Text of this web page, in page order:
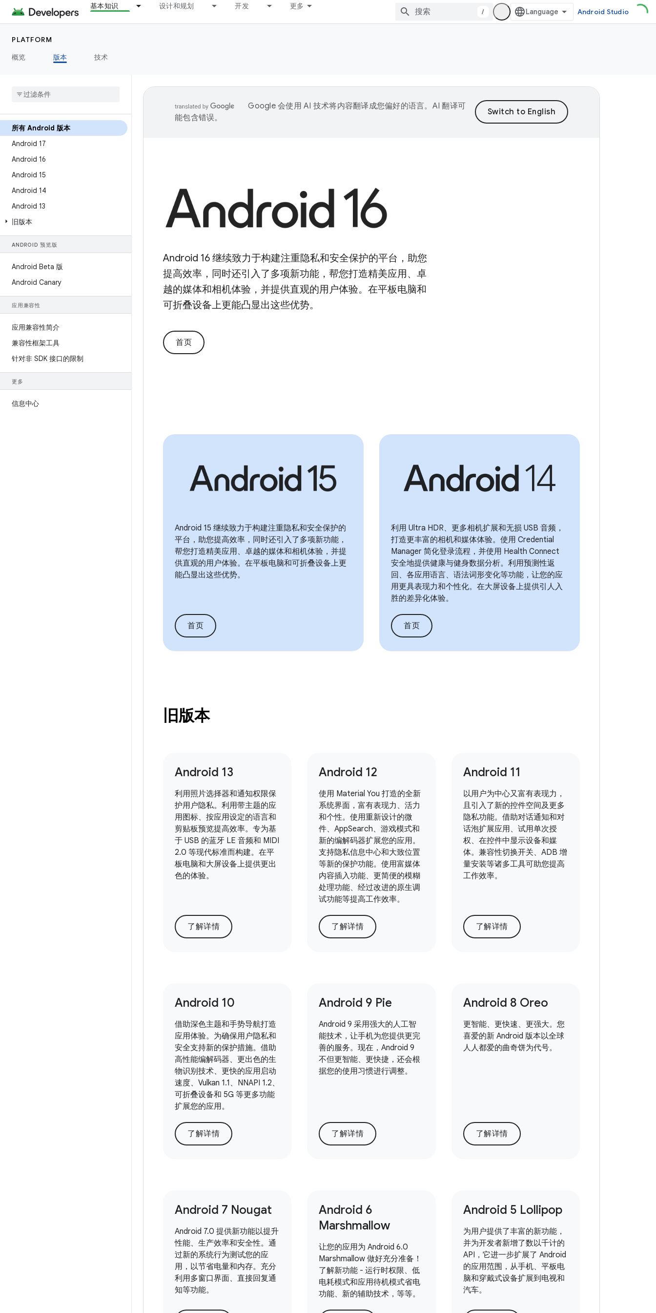
基本知识 设计和规划 开发 更多
/ Android Studio
PLATFORM
概览
版本 技术
所有 Android 版本
Android 17
Android 16
Android 15
Android 14
Android 13
旧版本
ANDROID 预览版
Android Beta 版
Android Canary
应用兼容性
应用兼容性简介
兼容性框架工具
针对非 SDK 接口的限制
更多
信息中心
Google 会使用 AI 技术将内容翻译成您偏好的语言。AI 翻译可
能包含错误。
Android 16 继续致力于构建注重隐私和安全保护的平台，助您
提高效率，同时还引入了多项新功能，帮您打造精美应用、卓
越的媒体和相机体验，并提供直观的用户体验。在平板电脑和
可折叠设备上更能凸显出这些优势。
首页
Android 15 继续致力于构建注重隐私和安全保护的
平台，助您提高效率，同时还引入了多项新功能，
帮您打造精美应用、卓越的媒体和相机体验，并提
供直观的用户体验。在平板电脑和可折叠设备上更
能凸显出这些优势。
首页
利用 Ultra HDR、更多相机扩展和无损 USB 音频，
打造更丰富的相机和媒体体验。使用 Credential
Manager 简化登录流程，并使用 Health Connect
安全地提供健康与健身数据分析。利用预测性返
回、各应用语言、语法词形变化等功能，让您的应
用更具表现力和个性化。在大屏设备上提供引人入
胜的差异化体验。
首页
旧版本
Android 13
利用照片选择器和通知权限保
护用户隐私。利用带主题的应
用图标、按应用设定的语言和
剪贴板预览提高效率。专为基
于 USB 的蓝牙 LE 音频和 MIDI
2.0 等现代标准而构建。在平
板电脑和大屏设备上提供更出
色的体验。
了解详情
Android 12
使用 Material You 打造的全新
系统界面，富有表现力、活力
和个性。使用重新设计的微
件、AppSearch、游戏模式和
新的编解码器扩展您的应用。
支持隐私信息中心和大致位置
等新的保护功能。使用富媒体
内容插入功能、更简便的模糊
处理功能、经过改进的原生调
试功能等提高工作效率。
了解详情
Android 11
以用户为中心又富有表现力，
且引入了新的控件空间及更多
隐私功能。借助对话通知和对
话泡扩展应用、试用单次授
权、在控件中显示设备和媒
体。兼容性切换开关、ADB 增
量安装等诸多工具可助您提高
工作效率。
了解详情
Android 10
借助深色主题和手势导航打造
应用体验。为确保用户隐私和
安全支持新的保护措施。借助
高性能编解码器、更出色的生
物识别技术、更快的应用启动
速度、Vulkan 1.1、NNAPI 1.2、
可折叠设备和 5G 等更多功能
扩展您的应用。
了解详情
Android 9 Pie
Android 9 采用强大的人工智
能技术，让手机为您提供更完
善的服务。现在，Android 9
不但更智能、更快捷，还会根
据您的使用习惯进行调整。
了解详情
Android 8 Oreo
更智能、更快速、更强大。您
喜爱的新 Android 版本以全球
人人都爱的曲奇饼为代号。
了解详情
Android 7 Nougat
Android 7.0 提供新功能以提升
性能、生产效率和安全性。通
过新的系统行为测试您的应
用，以节省电量和内存。充分
利用多窗口界面、直接回复通
知等功能。
Android 6
Marshmallow
让您的应用为 Android 6.0
Marshmallow 做好充分准备！
了解新功能 - 运行时权限、低
电耗模式和应用待机模式省电
功能、新的辅助技术，等等。
Android 5 Lollipop
为用户提供了丰富的新功能，
并为开发者新增了数以千计的
API，它进一步扩展了 Android
的应用范围，从手机、平板电
脑和穿戴式设备扩展到电视和
汽车。